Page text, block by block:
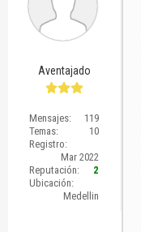
Aventajado
Mensajes:
119
Temas:
10
Registro:
Mar 2022
Reputación:
2
Ubicación:
Medellin